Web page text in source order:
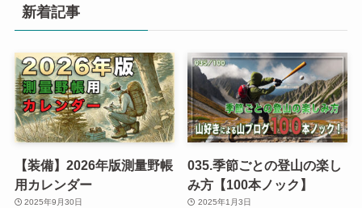
新着記事
【装備】2026年版測量野帳
用カレンダー
2025年9月30日
035.季節ごとの登山の楽し
み方【100本ノック】
2025年1月3日